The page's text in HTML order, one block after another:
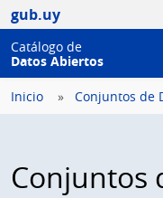
gub.uy
Catálogo de
Datos Abiertos
Inicio Conjuntos de
Conjuntos